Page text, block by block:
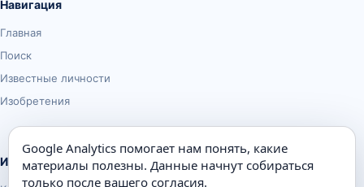
Навигация
Главная
Поиск
Известные личности
Изобретения
Информация
Google Analytics помогает нам понять, какие
материалы полезны. Данные начнут собираться
только после вашего согласия.